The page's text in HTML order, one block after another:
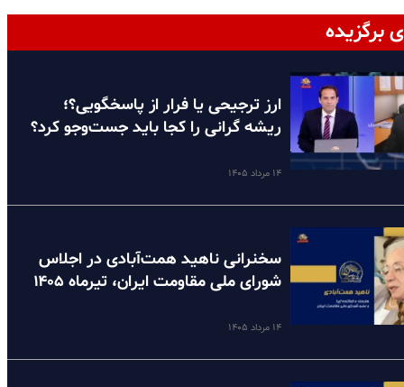
برگزیده
ارز ترجیحی یا فرار از پاسخگویی؟؛
ریشه گرانی را کجا باید جست‌وجو کرد؟
۱۴ مرداد ۱۴۰۵
سخنرانی ناهید همت‌آبادی در اجلاس
شورای ملی مقاومت ایران، تیرماه ۱۴۰۵
۱۴ مرداد ۱۴۰۵